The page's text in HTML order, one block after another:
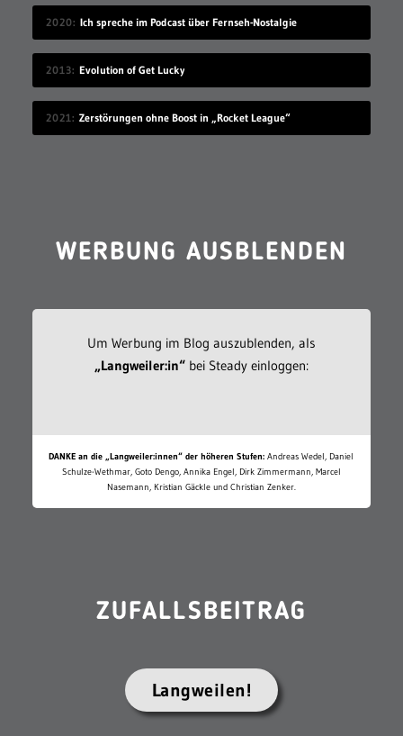
2020 Ich spreche im Podcast über Fernseh-Nostalgie
2013 Evolution of Get Lucky
2021 Zerstörungen ohne Boost in „Rocket League“
WERBUNG AUSBLENDEN
Um Werbung im Blog auszublenden, als
„Langweiler:in“bei Steady einloggen:
DANKE an die „Langweiler:innen“ der höheren Stufen: Andreas Wedel, Daniel
Schulze-Wethmar, Goto Dengo, Annika Engel, Dirk Zimmermann, Marcel
Nasemann, Kristian Gäckle und Christian Zenker.
ZUFALLSBEITRAG
Langweilen!